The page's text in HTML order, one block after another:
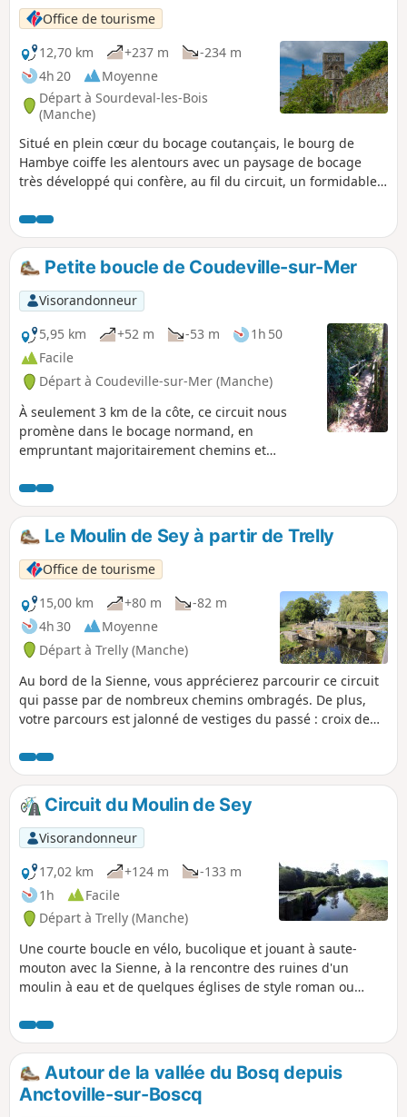
l'histoire.
Office de tourisme
12,70 km
+237 m
-234 m
4h 20
Moyenne
Départ à Sourdeval-les-Bois
(Manche)
Situé en plein cœur du bocage coutançais, le bourg de
Hambye coiffe les alentours avec un paysage de bocage
très développé qui confère, au fil du circuit, un formidable
témoignage des paysages des vallées normandes, avec des
prairies, certaines humides en fond de vallée et des
boisements sur les versants.
Petite boucle de Coudeville-sur-Mer
Visorandonneur
5,95 km
+52 m -53 m
1h 50
Facile
Départ à Coudeville-sur-Mer (Manche)
À seulement 3 km de la côte, ce circuit nous
promène dans le bocage normand, en
empruntant majoritairement chemins et
Le Moulin de Sey à partir de Trelly
Office de tourisme
15,00 km
+80 m
-82 m
4h 30
Moyenne
Départ à Trelly (Manche)
Au bord de la Sienne, vous apprécierez parcourir ce circuit
qui passe par de nombreux chemins ombragés. De plus,
votre parcours est jalonné de vestiges du passé : croix de
Une balade immanquable dans le coutançais.
Circuit du Moulin de Sey
Visorandonneur
17,02 km
+124 m
-133 m
1h
Facile
Départ à Trelly (Manche)
Une courte boucle en vélo, bucolique et jouant à saute-
mouton avec la Sienne, à la rencontre des ruines d'un
moulin à eau et de quelques églises de style roman ou
Autour de la vallée du Bosq depuis
Anctoville-sur-Boscq